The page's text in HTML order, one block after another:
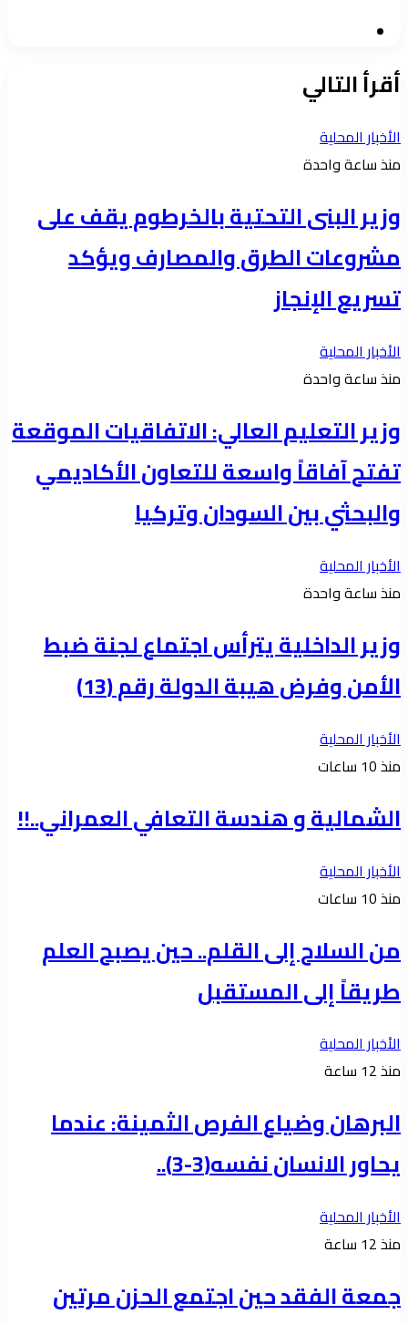
أقرأ التالي
الأخبار المحلية
منذ ساعة واحدة
وزير البنى التحتية بالخرطوم يقف على
مشروعات الطرق والمصارف ويؤكد
تسريع الإنجاز
الأخبار المحلية
منذ ساعة واحدة
وزير التعليم العالي: الاتفاقيات الموقعة
تفتح آفاقاً واسعة للتعاون الأكاديمي
والبحثي بين السودان وتركيا
الأخبار المحلية
منذ ساعة واحدة
وزير الداخلية يترأس اجتماع لجنة ضبط
الأمن وفرض هيبة الدولة رقم (13)
الأخبار المحلية
منذ 10 ساعات
الشمالية و هندسة التعافي العمراني..!!
الأخبار المحلية
منذ 10 ساعات
من السلاح إلى القلم.. حين يصبح العلم
طريقاً إلى المستقبل
الأخبار المحلية
منذ 12 ساعة
البرهان وضياع الفرص الثمينة: عندما
يحاور الانسان نفسه(3-3)..
الأخبار المحلية
منذ 12 ساعة
جمعة الفقد حين اجتمع الحزن مرتين